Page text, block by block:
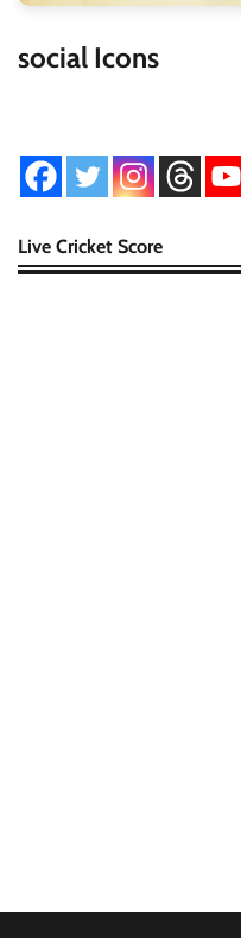
social Icons
Live Cricket Score